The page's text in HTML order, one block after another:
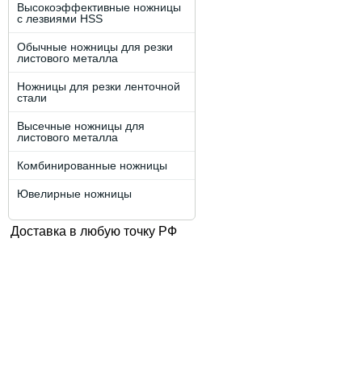
Высокоэффективные ножницы
с лезвиями HSS
Обычные ножницы для резки
листового металла
Ножницы для резки ленточной
стали
Высечные ножницы для
листового металла
Комбинированные ножницы
Ювелирные ножницы
Доставка в любую точку РФ